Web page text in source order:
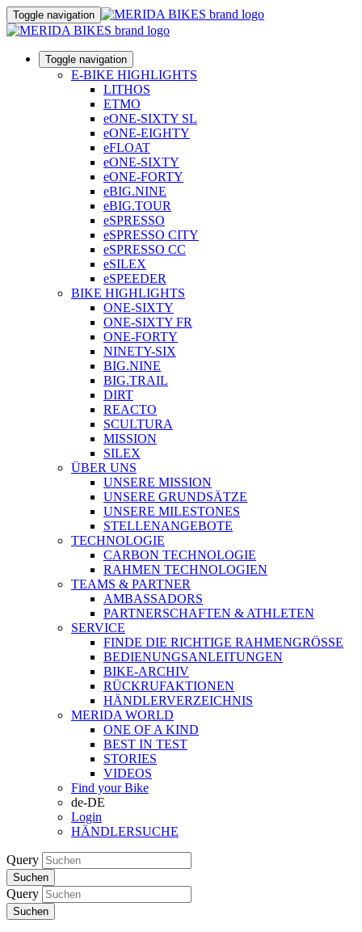
Toggle navigation
Toggle navigation
E-BIKE HIGHLIGHTS
LITHOS
ETMO
eONE-SIXTY SL
eONE-EIGHTY
eFLOAT
eONE-SIXTY
eONE-FORTY
eBIG.NINE
eBIG.TOUR
eSPRESSO
eSPRESSO CITY
eSPRESSO CC
eSILEX
eSPEEDER
BIKE HIGHLIGHTS
ONE-SIXTY
ONE-SIXTY FR
ONE-FORTY
NINETY-SIX
BIG.NINE
BIG.TRAIL
DIRT
REACTO
SCULTURA
MISSION
SILEX
ÜBER UNS
UNSERE MISSION
UNSERE GRUNDSÄTZE
UNSERE MILESTONES
STELLENANGEBOTE
TECHNOLOGIE
CARBON TECHNOLOGIE
RAHMEN TECHNOLOGIEN
TEAMS & PARTNER
AMBASSADORS
PARTNERSCHAFTEN & ATHLETEN
SERVICE
FINDE DIE RICHTIGE RAHMENGRÖSSE
BEDIENUNGSANLEITUNGEN
BIKE-ARCHIV
RÜCKRUFAKTIONEN
HÄNDLERVERZEICHNIS
MERIDA WORLD
ONE OF A KIND
BEST IN TEST
STORIES
VIDEOS
Find your Bike
de-DE
Login
HÄNDLERSUCHE
Query
Suchen
Query
Suchen